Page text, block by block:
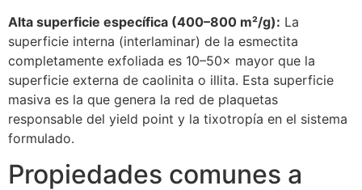
Alta superficie específica (400–800 m²/g): La
superficie interna (interlaminar) de la esmectita
completamente exfoliada es 10–50× mayor que la
superficie externa de caolinita o illita. Esta superficie
masiva es la que genera la red de plaquetas
responsable del yield point y la tixotropía en el sistema
formulado.
Propiedades comunes a